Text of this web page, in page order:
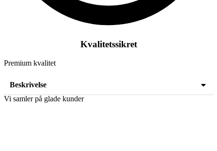
Kvalitetssikret
Premium kvalitet
Beskrivelse
Vi samler på glade kunder